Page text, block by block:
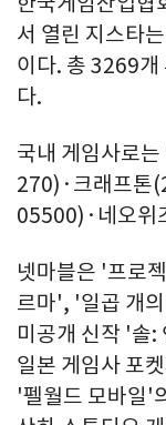
서 열린 지스타
이다. 총 3269개
다.
국내 게임사로
270)·크래프톤
05500)·네오위
넷마블은 '프로
르마', '일곱 개
미공개 신작 '솔:
일본 게임사 포
'펠월드 모바일'